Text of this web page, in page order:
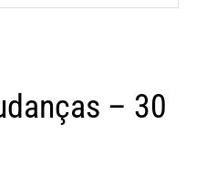
– 30